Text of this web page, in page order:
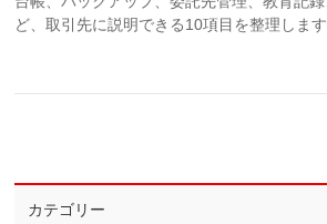
ど、取引先に説明できる10項目を整理します
カテゴリー